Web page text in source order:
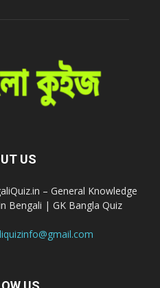
US
– General Knowledge
Bengali | GK Bangla Quiz